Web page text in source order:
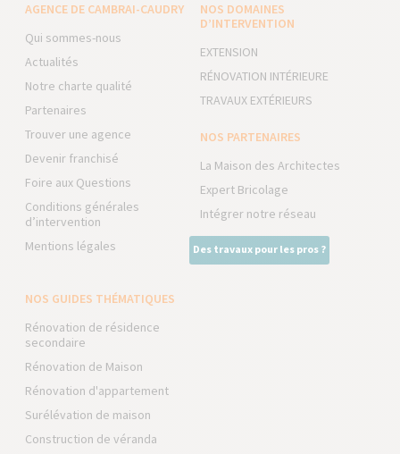
AGENCE DE CAMBRAI-CAUDRY
Qui sommes-nous
Actualités
Notre charte qualité
Partenaires
Trouver une agence
Devenir franchisé
Foire aux Questions
Conditions générales
d’intervention
Mentions légales
NOS DOMAINES
D’INTERVENTION
EXTENSION
RÉNOVATION INTÉRIEURE
TRAVAUX EXTÉRIEURS
NOS PARTENAIRES
La Maison des Architectes
Expert Bricolage
Intégrer notre réseau
Des travaux pour les pros ?
NOS GUIDES THÉMATIQUES
Rénovation de résidence
secondaire
Rénovation de Maison
Rénovation d'appartement
Surélévation de maison
Construction de véranda